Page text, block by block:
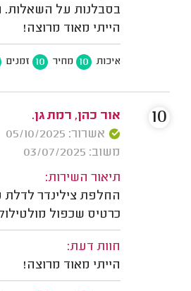
בסבלנות על השאלות.
הייתי מאוד מרוצה!
איכות 10 מחיר 10 זמנים
אור כהן, רמת גן.
אשרור: 05/10/2025
משוב: 03/07/2025
תיאור השירות:
החלפת צילינדר
כרטיס שכפול
חוות דעת:
הייתי מאוד מרוצה!
10